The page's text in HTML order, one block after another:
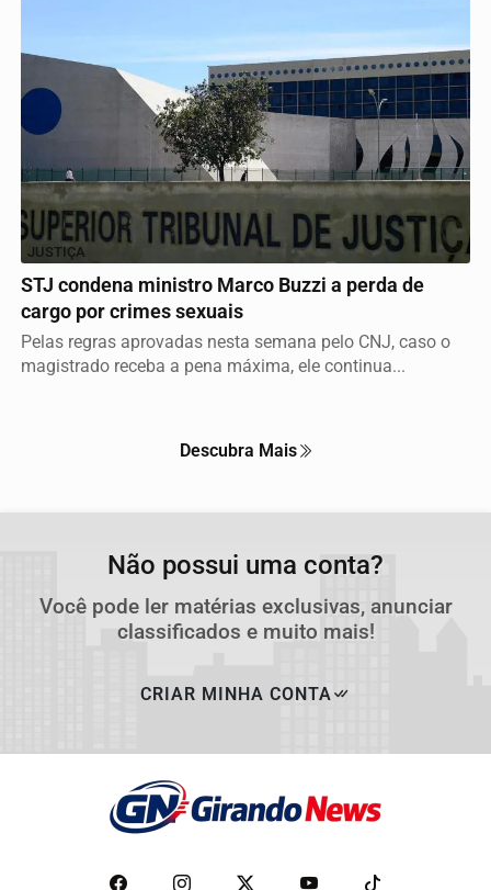
JUSTIÇA
STJ condena ministro Marco Buzzi a perda de
cargo por crimes sexuais
Pelas regras aprovadas nesta semana pelo CNJ, caso o
magistrado receba a pena máxima, ele continua...
Descubra Mais
Não possui uma conta?
Você pode ler matérias exclusivas, anunciar
classificados e muito mais!
CRIAR MINHA CONTA
Termos de Uso e Privacidade
Esse site utiliza cookies para melhorar sua experiência